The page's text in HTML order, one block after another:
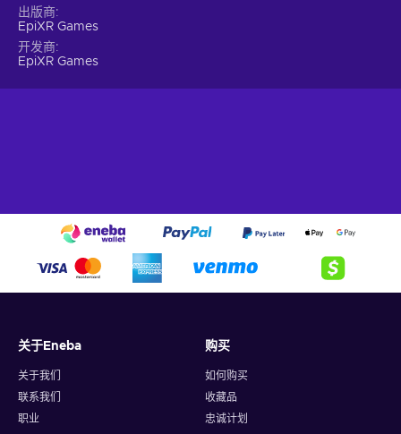
出版商
EpiXR Games
开发商
EpiXR Games
关于Eneba
关于我们
联系我们
职业
购买
如何购买
收藏品
忠诚计划